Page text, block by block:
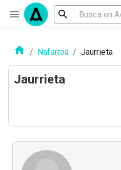
/ Nafarroa / Jaurrieta
Jaurrieta